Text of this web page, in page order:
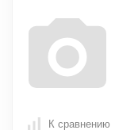
К сравнению